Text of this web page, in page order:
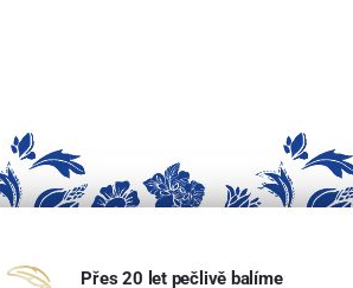
Přes 20 let pečlivě balíme